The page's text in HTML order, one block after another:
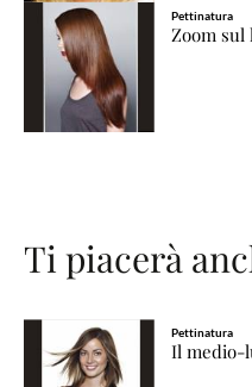
Pettinatura
Zoom sul
Ti piacerà
Pettinatura
Il medio-